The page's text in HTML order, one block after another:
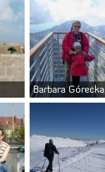
Barbara Górecka